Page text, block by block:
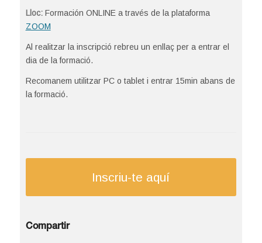
Lloc:Formación ONLINE a través de la plataforma
ZOOM
Al realitzar la inscripció rebreu un enllaç per a entrar el
dia de la formació.
Recomanem utilitzar PC o tablet i entrar 15min abans de
la formació.
Inscriu-te aquí
Compartir